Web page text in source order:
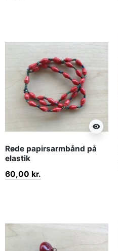
visibility
Røde papirsarmbånd på
elastik
60,00 kr.